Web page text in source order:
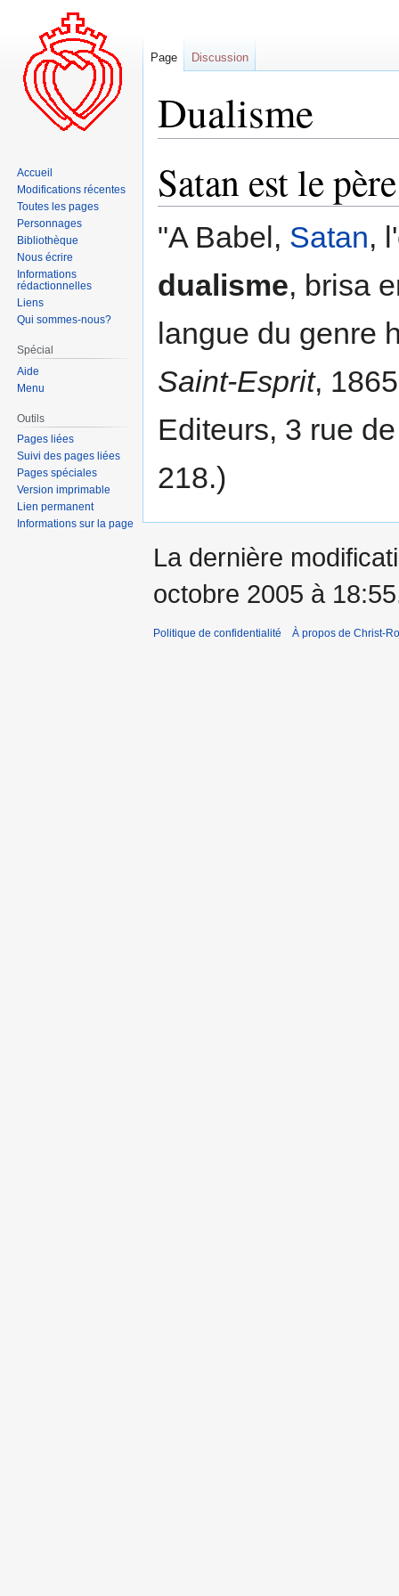
Dualisme
à
la
navigation
à
la
recherche
Satan est le
"A Babel, Satan,
dualisme, brisa
langue du genre
Saint-Esprit,
Editeurs, 3 rue
218.)
Page Discussion
Accueil
Modifications récentes
Toutes les pages
Personnages
Bibliothèque
Nous écrire
Informations
rédactionnelles
Liens
Qui sommes-nous?
Spécial
Aide
Menu
Outils
Pages liées
Suivi des pages liées
Pages spéciales
Version imprimable
Lien permanent
Informations sur la page
La dernière
octobre 2005 à
Politique de confidentialité À propos de Christ-